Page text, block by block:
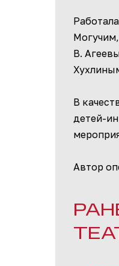
В.
В
детей-
Автор